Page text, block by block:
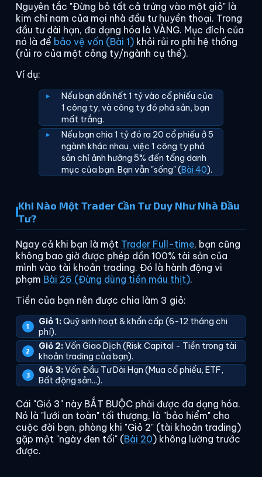
Nguyên tắc "Đừng bỏ tất cả trứng vào một giỏ" là
kim chỉ nam của mọi nhà đầu tư huyền thoại. Trong
đầu tư dài hạn, đa dạng hóa là VÀNG. Mục đích của
nó là để bảo vệ vốn (Bài 1)khỏi rủi ro phi hệ thống
(rủi ro của một công ty/ngành cụ thể).
Ví dụ:
Nếu bạn dồn hết 1 tỷ vào cổ phiếu của
1 công ty, và công ty đó phá sản, bạn
mất trắng.
Nếu bạn chia 1 tỷ đó ra 20 cổ phiếu ở 5
ngành khác nhau, việc 1 công ty phá
sản chỉ ảnh hưởng 5% đến tổng danh
mục của bạn. Bạn vẫn "sống" (Bài 40).
Khi Nào Một Trader Cần Tư Duy Như Nhà Đầu
Tư?
Ngay cả khi bạn là một Trader Full-time, bạn cũng
không bao giờ được phép dồn 100% tài sản của
mình vào tài khoản trading. Đó là hành động vi
phạm Bài 26 (Đừng dùng tiền máu thịt).
Tiền của bạn nên được chia làm 3 giỏ:
Giỏ 1:Quỹ sinh hoạt & khẩn cấp (6-12 tháng chi
phí).
Giỏ 2:Vốn Giao Dịch (Risk Capital - Tiền trong tài
khoản trading của bạn).
Giỏ 3:Vốn Đầu Tư Dài Hạn (Mua cổ phiếu, ETF,
Bất động sản...).
Cái "Giỏ 3" này BẮT BUỘC phải được đa dạng hóa.
Nó là "lưới an toàn" tối thượng, là "bảo hiểm" cho
cuộc đời bạn, phòng khi "Giỏ 2" (tài khoản trading)
gặp một "ngày đen tối" (Bài 20) không lường trước
được.